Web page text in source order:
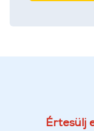
Értesülj